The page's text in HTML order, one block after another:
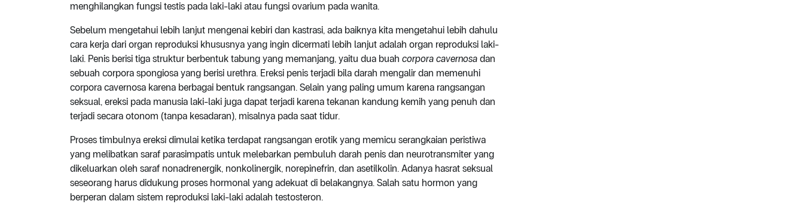
menghilangkan fungsi testis pada laki-laki atau fungsi ovarium pada wanita.
Sebelum mengetahui lebih lanjut mengenai kebiri dan kastrasi, ada baiknya kita mengetahui lebih dahulu
cara kerja dari organ reproduksi khususnya yang ingin dicermati lebih lanjut adalah organ reproduksi laki-
laki. Penis berisi tiga struktur berbentuk tabung yang memanjang, yaitu dua buah corpora cavernosa dan
sebuah corpora spongiosa yang berisi urethra. Ereksi penis terjadi bila darah mengalir dan memenuhi
corpora cavernosa karena berbagai bentuk rangsangan. Selain yang paling umum karena rangsangan
seksual, ereksi pada manusia laki-laki juga dapat terjadi karena tekanan kandung kemih yang penuh dan
terjadi secara otonom (tanpa kesadaran), misalnya pada saat tidur.
Proses timbulnya ereksi dimulai ketika terdapat rangsangan erotik yang memicu serangkaian peristiwa
yang melibatkan saraf parasimpatis untuk melebarkan pembuluh darah penis dan neurotransmiter yang
dikeluarkan oleh saraf nonadrenergik, nonkolinergik, norepinefrin, dan asetilkolin. Adanya hasrat seksual
seseorang harus didukung proses hormonal yang adekuat di belakangnya. Salah satu hormon yang
berperan dalam sistem reproduksi laki-laki adalah testosteron.